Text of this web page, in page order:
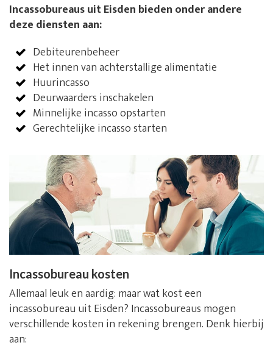
Incassobureaus uit Eisden bieden onder andere
deze diensten aan:
Debiteurenbeheer
Het innen van achterstallige alimentatie
Huurincasso
Deurwaarders inschakelen
Minnelijke incasso opstarten
Gerechtelijke incasso starten
Incassobureau kosten
Allemaal leuk en aardig: maar wat kost een
incassobureau uit Eisden? Incassobureaus mogen
verschillende kosten in rekening brengen. Denk hierbij
aan: